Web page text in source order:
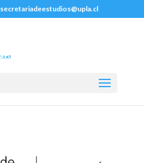
secretariadeestudios@upla.cl